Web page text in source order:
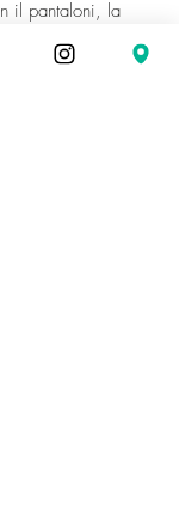
il pantaloni, la